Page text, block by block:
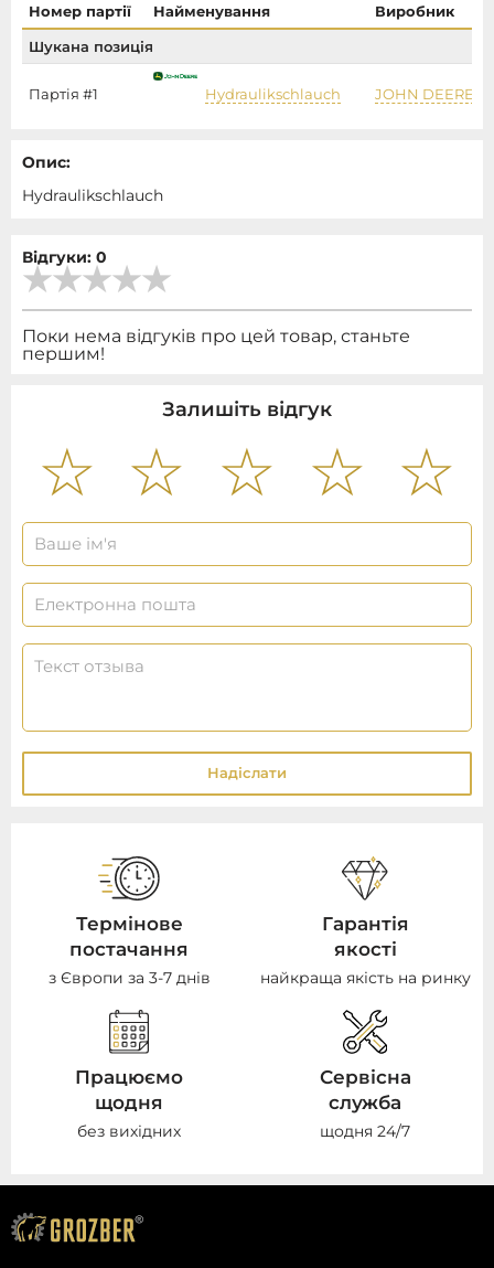
Номер партії Найменування
Виробник
Шукана позиція
Партія #1 Hydraulikschlauch JOHN DEERE
Опис:
Hydraulikschlauch
Відгуки: 0
Поки нема відгуків про цей товар, станьте
першим!
Залишіть відгук
Надіслати
Термінове
постачання
з Європи за 3-7 днів
Гарантія
якості
найкраща якість на ринку
Працюємо
щодня
без вихідних
Сервісна
служба
щодня 24/7